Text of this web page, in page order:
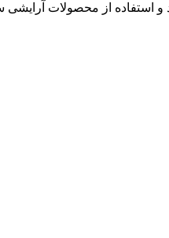
استفاده از محصولات آرایشی